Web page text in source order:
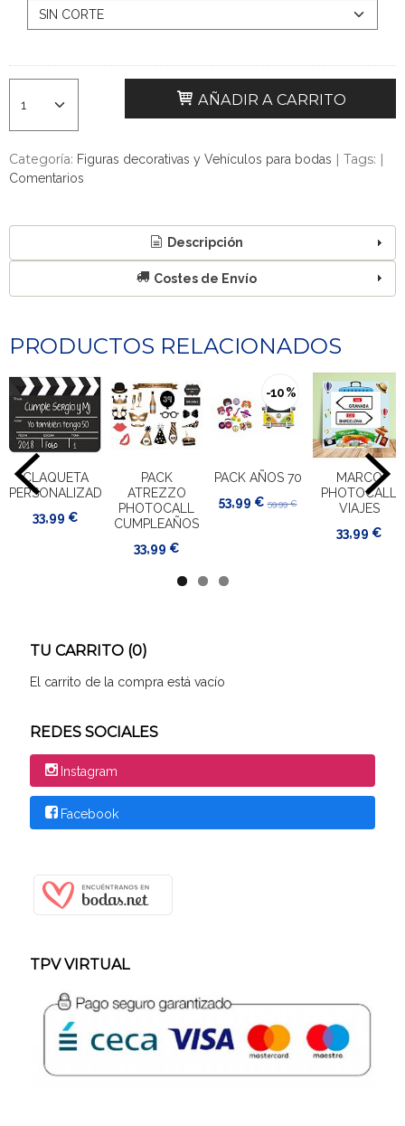
TU CARRITO (0)
El carrito de la compra está vacío
REDES SOCIALES
Instagram
Facebook
TPV VIRTUAL
AÑADIR A CARRITO
Categoría: Figuras decorativas y Vehículos para bodas | Tags: |
Comentarios
Descripción
Costes de Envío
PRODUCTOS RELACIONADOS
CLAQUETA
PERSONALIZADA
33,99 €
PACK
ATREZZO
PHOTOCALL
CUMPLEAÑOS
33,99 €
-10 %
PACK AÑOS 70
53,99 €59,99 €
MARCO
PHOTOCALL
VIAJES
33,99 €